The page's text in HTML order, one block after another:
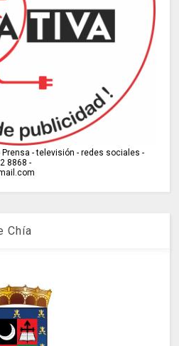
- televisión - redes sociales -
8868 -
Chía